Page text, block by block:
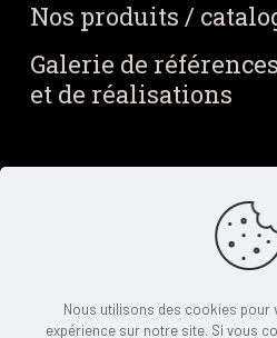
Nos produits /
Galerie de références
et de réalisations
Contact
Nous utilisons des cookies pour
expérience sur notre site. Si vous